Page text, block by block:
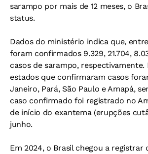
sarampo por mais de 12 meses, o
status.
Dados do ministério indica que,
foram confirmados 9.329, 21.704,
casos de sarampo, respectivamente.
estados que confirmaram casos
Janeiro, Pará, São Paulo e Amapá,
caso confirmado foi registrado no
de início do exantema (erupções
junho.
Em 2024, o Brasil chegou a registrar